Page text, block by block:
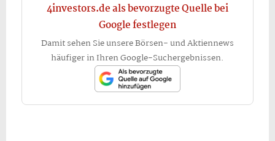
4investors.de als bevorzugte Quelle bei
Google festlegen
Damit sehen Sie unsere Börsen- und Aktiennews
häufiger in Ihren Google-Suchergebnissen.